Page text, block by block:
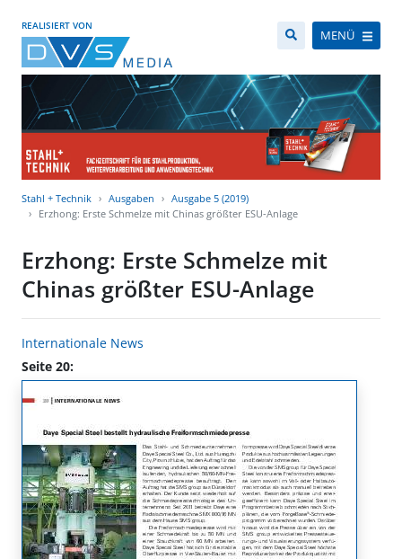
REALISIERT VON
MENÜ
Stahl + Technik Ausgaben
Ausgabe 5 (2019)
Erzhong: Erste Schmelze mit Chinas größter ESU-Anlage
Erzhong: Erste Schmelze mit
Chinas größter ESU-Anlage
Internationale News
Seite 20: